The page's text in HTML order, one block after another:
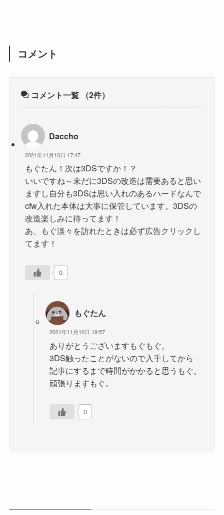
コメント
コメント一覧 （2件）
Daccho
2021年11月10日 17:47
もぐたん！次は3DSですか！？
いいですね～未だに3DSの改造は需要あると思い
ますし自分も3DSは思い入れのあるハードなんで
cfw入れた本体は大事に保管しています。3DSの
改造楽しみに待ってます！
あ、もぐ淡々を訪れたときは必ず広告クリックし
てます！
0
もぐたん
2021年11月10日 19:57
ありがとうございますもぐもぐ。
3DS触ったことがないので入手してから
記事にするまで時間がかかると思うもぐ。
頑張りますもぐ。
0